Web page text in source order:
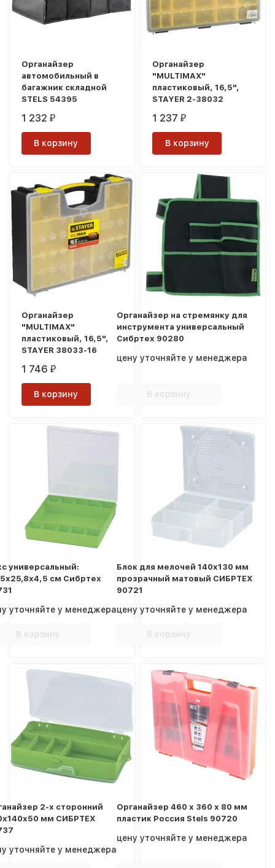
Органайзер
автомобильный в
багажник складной
STELS 54395
1 232₽
В корзину
Органайзер
"MULTIMAX"
пластиковый, 16,5",
STAYER 2-38032
1 237₽
В корзину
Органайзер
"MULTIMAX"
пластиковый, 16,5",
STAYER 38033-16
1 746₽
В корзину
Органайзер на стремянку для
инструмента универсальный
Сибртех 90280
цену уточняйте у менеджера
В корзину
универсальный:
cм Сибртех
уточняйте у менеджера
В корзину
Блок для мелочей 140x130 мм
прозрачный матовый СИБРТЕХ
90721
цену уточняйте у менеджера
В корзину
2-х сторонний
мм СИБРТЕХ
уточняйте у менеджера
Органайзер 460 х 360 х 80 мм
пластик Россия Stels 90720
цену уточняйте у менеджера